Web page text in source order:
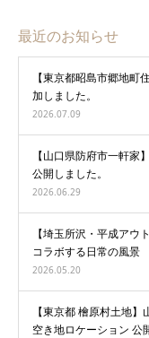
最近のお知らせ
【東京都昭島市郷地
加しました。
2026.07.09
【山口県防府市一軒家
公開しました。
2026.06.29
【埼玉所沢・平成ア
コラボする日常の風景
2026.05.20
【東京都 檜原村土地
空き地ロケーション 公